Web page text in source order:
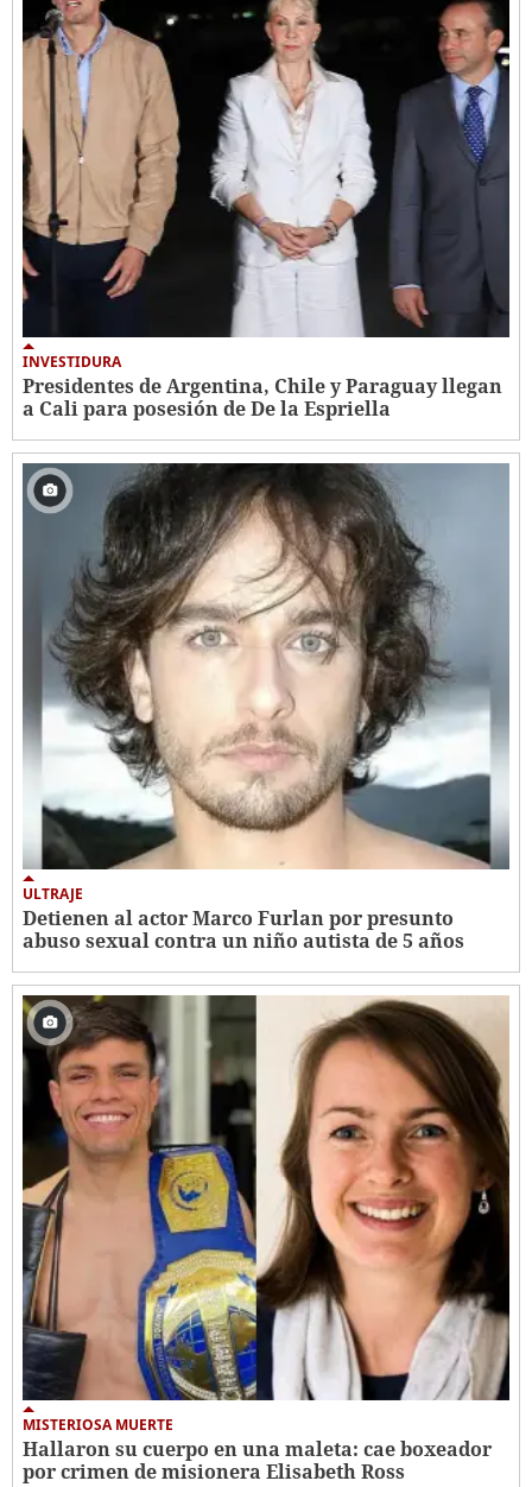
INVESTIDURA
Presidentes de Argentina, Chile y Paraguay llegan
a Cali para posesión de De la Espriella
ULTRAJE
Detienen al actor Marco Furlan por presunto
abuso sexual contra un niño autista de 5 años
MISTERIOSA MUERTE
Hallaron su cuerpo en una maleta: cae boxeador
por crimen de misionera Elisabeth Ross